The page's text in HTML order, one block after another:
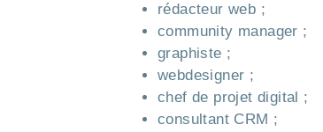
rédacteur web ;
community manager ;
graphiste ;
webdesigner ;
chef de projet digital ;
consultant CRM ;